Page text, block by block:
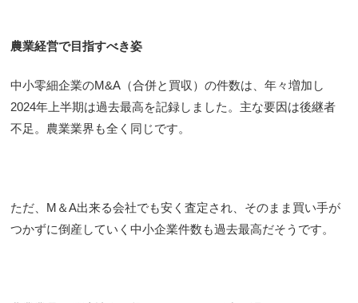
農業経営で目指すべき姿
中小零細企業のM&A（合併と買収）の件数は、年々増加し
2024年上半期は過去最高を記録しました。主な要因は後継者
不足。農業業界も全く同じです。
ただ、M＆A出来る会社でも安く査定され、そのまま買い手が
つかずに倒産していく中小企業件数も過去最高だそうです。